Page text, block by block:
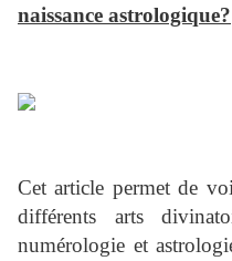
naissance astrologique?
Cet article permet de
différents arts
numérologie et